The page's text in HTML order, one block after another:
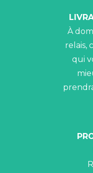
À
relais,
qui